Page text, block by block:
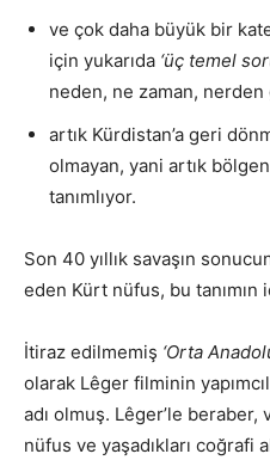
ve çok daha büyük bir
için yukarıda ‘üç temel
neden, ne zaman,
artık Kürdistan’a geri
olmayan, yani artık
tanımlıyor.
Son 40 yıllık savaşın
eden Kürt nüfus, bu tanımın
İtiraz edilmemiş ‘Orta
olarak Lêger filminin
adı olmuş. Lêger’le beraber,
nüfus ve yaşadıkları coğrafi